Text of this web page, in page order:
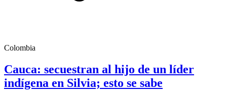
Colombia
Cauca: secuestran al hijo de un líder
indígena en Silvia; esto se sabe